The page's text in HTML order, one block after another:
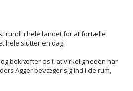
rundt i hele landet for at fortælle
hele slutter en dag.
bekræfter os i, at virkeligheden har
Agger bevæger sig ind i de rum,